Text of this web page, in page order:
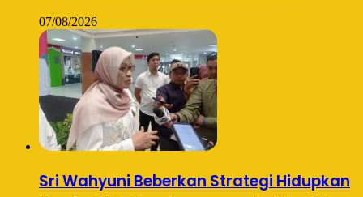
07/08/2026
Sri Wahyuni Beberkan Strategi Hidupkan